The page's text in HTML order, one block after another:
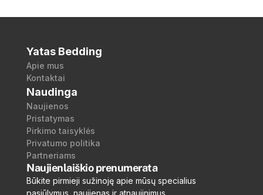
Naujienlaiškio prenumerata
Būkite pirmieji sužinoję apie mūsų specialius
Yatas Bedding
Apie mus
Kontaktai
Naudinga
Naujienos
Pristatymas
Pirkimo taisyklės
Privatumo politika
Partneriams